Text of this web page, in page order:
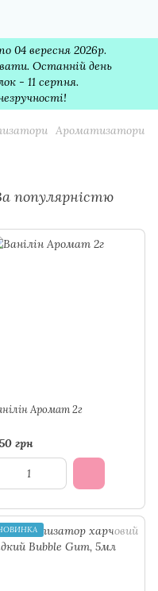
04 вересня 2026р.
Останній день
- 11 серпня.
Ароматизатори
популярністю
Аромат 2г
грн